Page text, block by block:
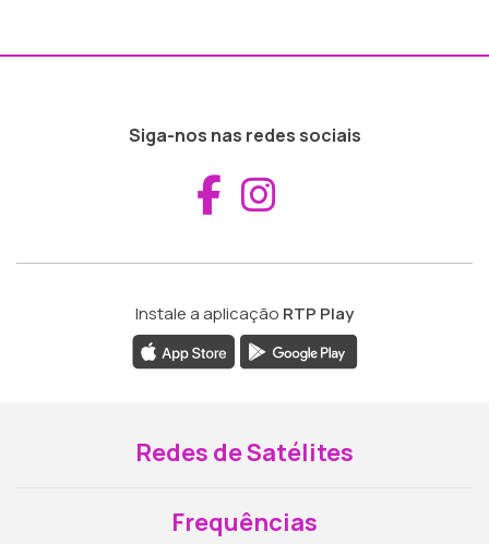
Siga-nos nas redes sociais
Aceder ao
Instale a aplicação RTP Play
Redes de Satélites
Frequências